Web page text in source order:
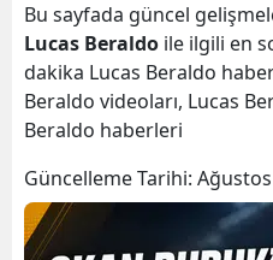
Bu sayfada güncel
Lucas Beraldo ile ilgili en
dakika Lucas Beraldo
Beraldo videoları, Lucas
Beraldo haberleri
Güncelleme Tarihi: